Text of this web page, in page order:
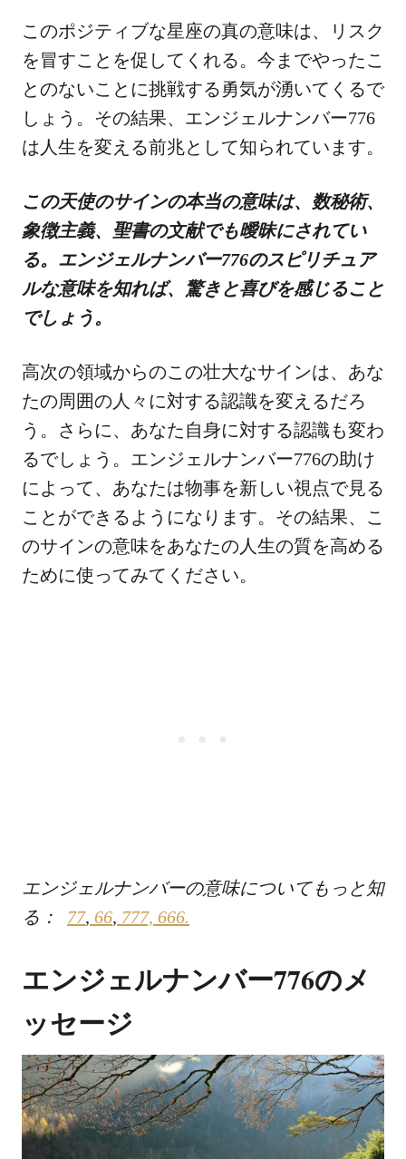
このポジティブな星座の真の意味は、リスク
を冒すことを促してくれる。今までやったこ
とのないことに挑戦する勇気が湧いてくるで
しょう。その結果、エンジェルナンバー776
は人生を変える前兆として知られています。
この天使のサインの本当の意味は、数秘術、
象徴主義、聖書の文献でも曖昧にされてい
る。エンジェルナンバー776のスピリチュア
ルな意味を知れば、驚きと喜びを感じること
でしょう。
高次の領域からのこの壮大なサインは、あな
たの周囲の人々に対する認識を変えるだろ
う。さらに、あなた自身に対する認識も変わ
るでしょう。エンジェルナンバー776の助け
によって、あなたは物事を新しい視点で見る
ことができるようになります。その結果、こ
のサインの意味をあなたの人生の質を高める
ために使ってみてください。
エンジェルナンバーの意味についてもっと知
る： 77, 66, 777, 666.
エンジェルナンバー776のメ
ッセージ